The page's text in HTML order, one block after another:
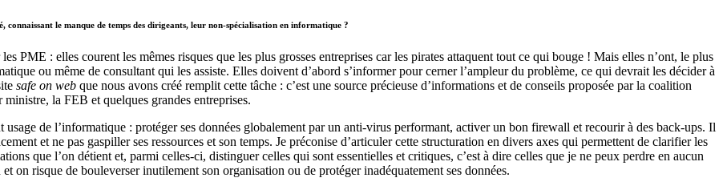
le manque de temps des dirigeants, leur non-spécialisation en informatique ?
PME : elles courent les mêmes risques que les plus grosses entreprises car les pirates attaquent tout ce qui bouge ! Mais elles n’ont, le plus
ou même de consultant qui les assiste. Elles doivent d’abord s’informer pour cerner l’ampleur du problème, ce qui devrait les décider à
safe on web que nous avons créé remplit cette tâche : c’est une source précieuse d’informations et de conseils proposée par la coalition
la FEB et quelques grandes entreprises.
de l’informatique : protéger ses données globalement par un anti-virus performant, activer un bon firewall et recourir à des back-ups. Il
et ne pas gaspiller ses ressources et son temps. Je préconise d’articuler cette structuration en divers axes qui permettent de clarifier les
que l’on détient et, parmi celles-ci, distinguer celles qui sont essentielles et critiques, c’est à dire celles que je ne peux perdre en aucun
on risque de bouleverser inutilement son organisation ou de protéger inadéquatement ses données.